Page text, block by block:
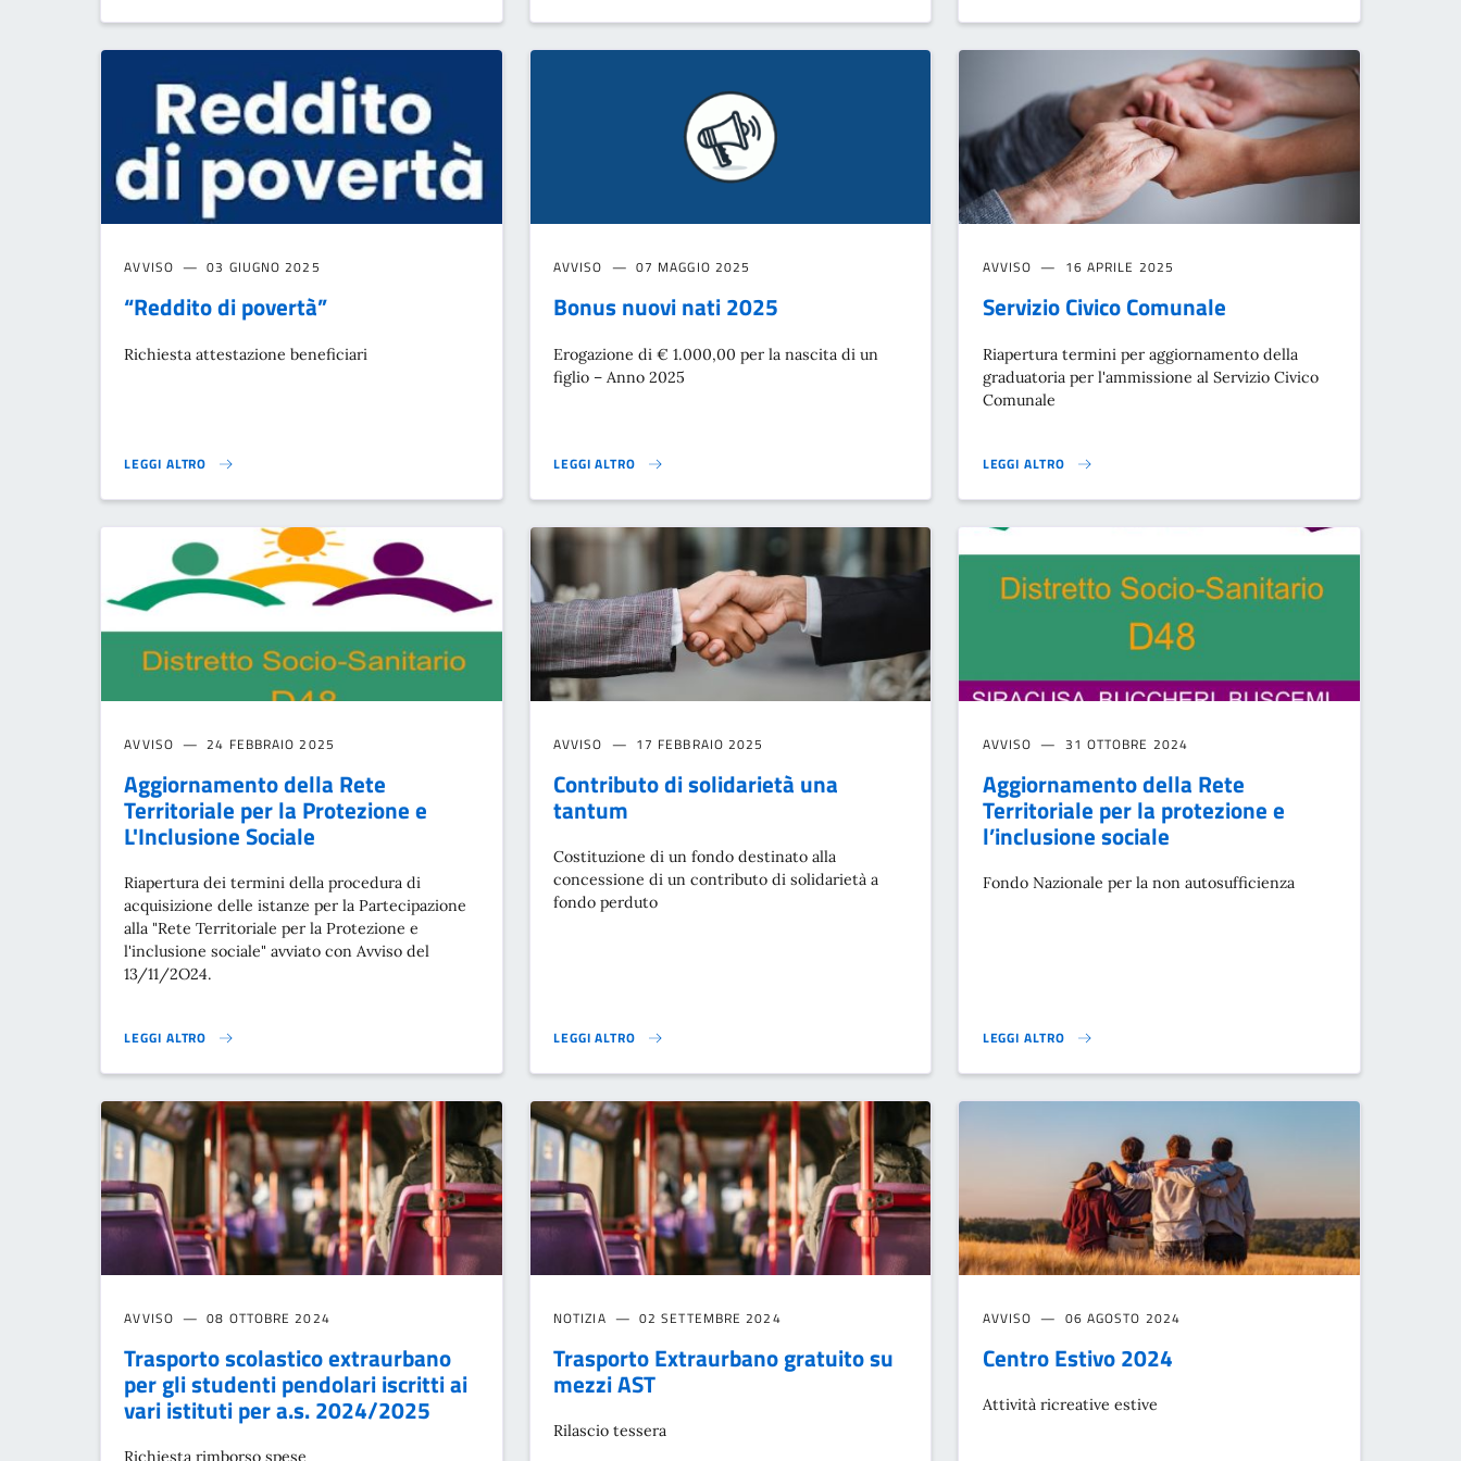
AVVISO 03 GIUGNO 2025
“Reddito di povertà”
Richiesta attestazione beneficiari
LEGGI ALTRO
“REDDITO DI POVERTÀ”}
AVVISO 07 MAGGIO 2025
Bonus nuovi nati 2025
Erogazione di € 1.000,00 per la nascita di un
figlio – Anno 2025
LEGGI ALTRO
BONUS NUOVI NATI 2025}
AVVISO 16 APRILE 2025
Servizio Civico Comunale
Riapertura termini per aggiornamento della
graduatoria per l'ammissione al Servizio Civico
Comunale
LEGGI ALTRO
SERVIZIO CIVICO COMUNALE}
AVVISO 24 FEBBRAIO 2025
Aggiornamento della Rete
Territoriale per la Protezione e
L'Inclusione Sociale
Riapertura dei termini della procedura di
acquisizione delle istanze per la Partecipazione
alla "Rete Territoriale per la Protezione e
l'inclusione sociale" avviato con Avviso del
13/11/2O24.
LEGGI ALTRO
AGGIORNAMENTO DELLA RETE TERRITORIALE PER LA PROTEZIONE E L'INCLUSIONE SOCIALE}
AVVISO 17 FEBBRAIO 2025
Contributo di solidarietà una
tantum
Costituzione di un fondo destinato alla
concessione di un contributo di solidarietà a
fondo perduto
LEGGI ALTRO
CONTRIBUTO DI SOLIDARIETÀ UNA TANTUM}
AVVISO 31 OTTOBRE 2024
Aggiornamento della Rete
Territoriale per la protezione e
l’inclusione sociale
Fondo Nazionale per la non autosufficienza
LEGGI ALTRO
AGGIORNAMENTO DELLA RETE TERRITORIALE PER LA PROTEZIONE E
AVVISO 08 OTTOBRE 2024
Trasporto scolastico extraurbano
per gli studenti pendolari iscritti ai
vari istituti per a.s. 2024/2025
Richiesta rimborso spese
NOTIZIA 02 SETTEMBRE 2024
Trasporto Extraurbano gratuito su
mezzi AST
Rilascio tessera
AVVISO 06 AGOSTO 2024
Centro Estivo 2024
Attività ricreative estive